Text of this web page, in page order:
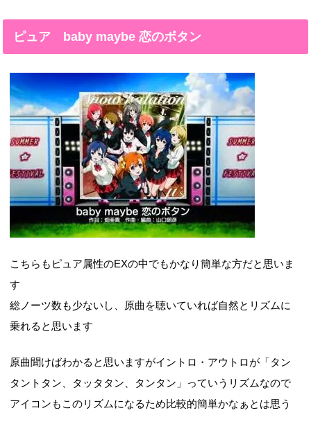
ピュア baby maybe 恋のボタン
こちらもピュア属性のEXの中でもかなり簡単な方だと思いま
す
総ノーツ数も少ないし、原曲を聴いていれば自然とリズムに
乗れると思います
原曲聞けばわかると思いますがイントロ・アウトロが「タン
タントタン、タッタタン、タンタン」っていうリズムなので
アイコンもこのリズムになるため比較的簡単かなぁとは思う